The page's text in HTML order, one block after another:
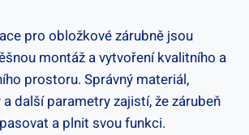
pro obložkové zárubně jsou
montáž a vytvoření kvalitního a
prostoru. Správný materiál,
další parametry zajistí, že zárubeň
a plnit svou funkci.